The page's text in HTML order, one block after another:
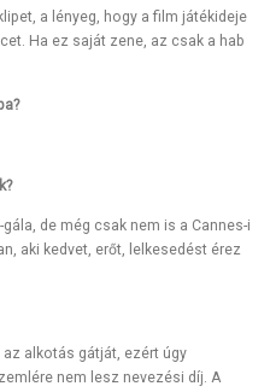
a lényeg, hogy a film játékideje
Ha ez saját zene, az csak a hab
de még csak nem is a Cannes-i
aki kedvet, erőt, lelkesedést érez
alkotás gátját, ezért úgy
nem lesz nevezési díj. A